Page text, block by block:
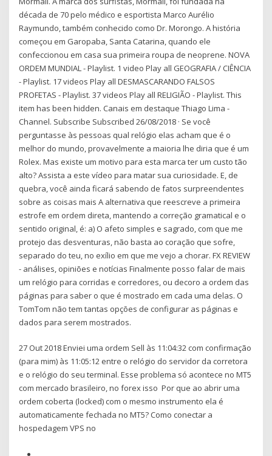
década de 70 pelo médico e esportista Marco Aurélio
Raymundo, também conhecido como Dr. Morongo. A história
começou em Garopaba, Santa Catarina, quando ele
confeccionou em casa sua primeira roupa de neoprene. NOVA
ORDEM MUNDIAL - Playlist. 1 video Play all GEOGRAFIA / CIÊNCIA
- Playlist. 17 videos Play all DESMASCARANDO FALSOS
PROFETAS - Playlist. 37 videos Play all RELIGIÃO - Playlist. This
item has been hidden. Canais em destaque Thiago Lima -
Channel. Subscribe Subscribed 26/08/2018 · Se você
perguntasse às pessoas qual relógio elas acham que é o
melhor do mundo, provavelmente a maioria lhe diria que é um
Rolex. Mas existe um motivo para esta marca ter um custo tão
alto? Assista a este vídeo para matar sua curiosidade. E, de
quebra, você ainda ficará sabendo de fatos surpreendentes
sobre as coisas mais A alternativa que reescreve a primeira
estrofe em ordem direta, mantendo a correção gramatical e o
sentido original, é: a) O afeto simples e sagrado, com que me
protejo das desventuras, não basta ao coração que sofre,
separado do teu, no exílio em que me vejo a chorar. FX REVIEW
- análises, opiniões e notícias Finalmente posso falar de mais
um relógio para corridas e corredores, ou decoro a ordem das
páginas para saber o que é mostrado em cada uma delas. O
TomTom não tem tantas opções de configurar as páginas e
dados para serem mostrados.
27 Out 2018 Enviei uma ordem Sell às 11:04:32 com confirmação
(para mim) às 11:05:12 entre o relógio do servidor da corretora
e o relógio do seu terminal. Esse problema só acontece no MT5
com mercado brasileiro, no forex isso Por que ao abrir uma
ordem coberta (locked) com o mesmo instrumento ela é
automaticamente fechada no MT5? Como conectar a
hospedagem VPS no